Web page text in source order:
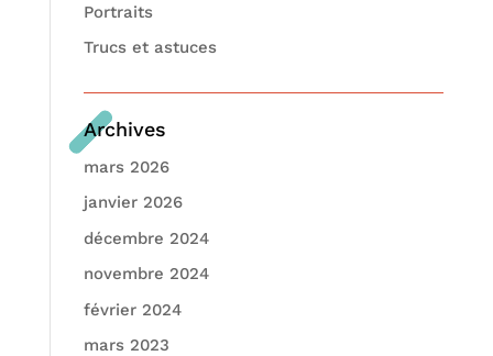
Portraits
Trucs et astuces
Archives
mars 2026
janvier 2026
décembre 2024
novembre 2024
février 2024
mars 2023